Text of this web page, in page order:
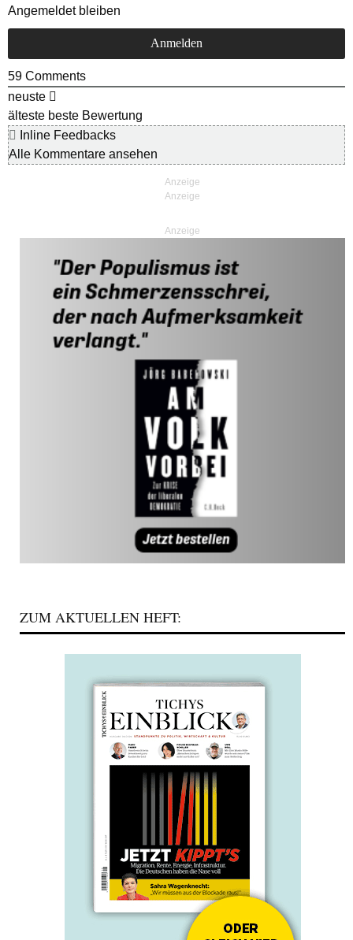
Angemeldet bleiben
59 Comments
neuste
älteste beste Bewertung
Inline Feedbacks
Alle Kommentare ansehen
Anzeige
ZUM AKTUELLEN HEFT: